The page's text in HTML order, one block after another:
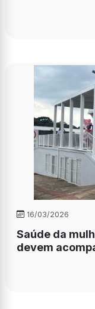
16/03/2026
Saúde da
devem